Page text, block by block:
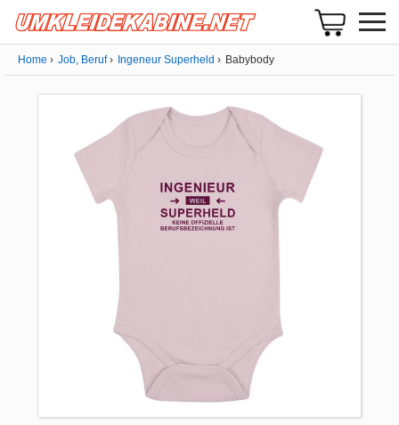
Home Job, Beruf Ingeneur Superheld Babybody